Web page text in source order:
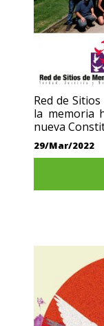
Red de
la memoria
nueva
29/Mar/2022